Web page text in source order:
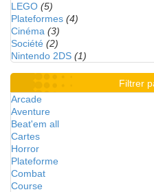
LEGO (5)
Plateformes (4)
Cinéma (3)
Société (2)
Nintendo 2DS (1)
Filtrer
Arcade
Aventure
Beat'em all
Cartes
Horror
Plateforme
Combat
Course